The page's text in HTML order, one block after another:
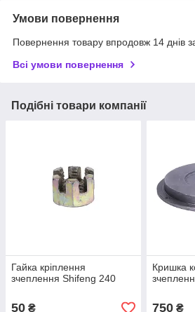
Умови повернення
Повернення товару впродовж 14 днів
Всі умови повернення
Подібні товари компанії
Гайка кріплення
зчеплення Shifeng 240
50 ₴
Кришка
750₴